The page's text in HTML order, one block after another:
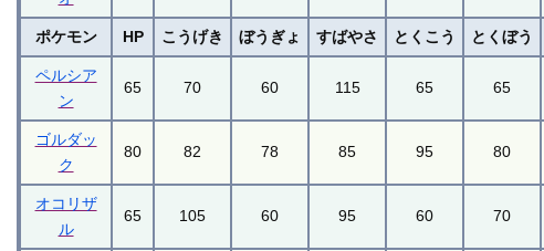
ポケモン HP こうげき ぼうぎょ すばやさ とくこう とくぼう
ペルシア
ン
65 70 60 115 65 65
ゴルダッ
ク
80 82 78 85 95 80
オコリザ
ル
65 105 60 95 60 70